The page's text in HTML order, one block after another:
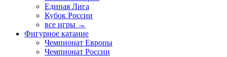
Единая Лига
Кубок России
все игры →
Фигурное катание
Чемпионат Европы
Чемпионат России